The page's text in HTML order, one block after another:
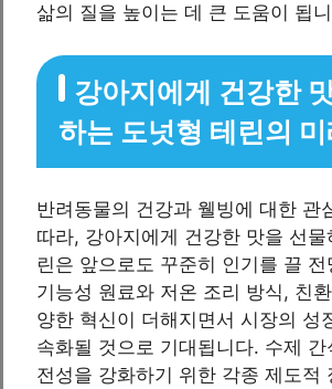
삶의 질을 높이는 데 큰 도움이 됩
강아지에게 건강한
하는 도넛형 테린의
반려동물의 건강과 웰빙에 대한 관
따라, 강아지에게 건강한 맛을 선물
린은 앞으로도 꾸준히 인기를 끌
기능성 원료와 저온 조리 방식, 친
양한 혁신이 더해지면서 시장의 성
속화될 것으로 기대됩니다. 수제
전성을 강화하기 위한 각종 제도적